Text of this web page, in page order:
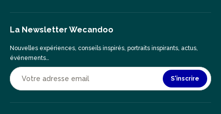
La Newsletter Wecandoo
Nouvelles expériences, conseils inspirés, portraits inspirants, actus,
événements…
S'inscrire